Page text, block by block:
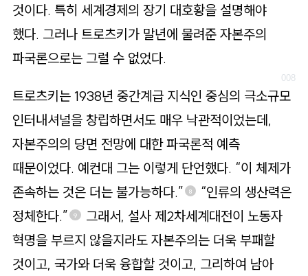
것이다. 특히 세계경제의 장기 대호황을 설명해야
했다. 그러나 트로츠키가 말년에 물려준 자본주의
파국론으로는 그럴 수 없었다.
트로츠키는 1938년 중간계급 지식인 중심의 극소규모
인터내셔널을 창립하면서도 매우 낙관적이었는데,
자본주의의 당면 전망에 대한 파국론적 예측
때문이었다. 예컨대 그는 이렇게 단언했다. “이 체제가
존속하는 것은 더는 불가능하다.”
8
“인류의 생산력은
정체한다.”
9
그래서, 설사 제2차세계대전이 노동자
혁명을 부르지 않을지라도 자본주의는 더욱 부패할
것이고, 국가와 더욱 융합할 것이고, 그리하여 남아